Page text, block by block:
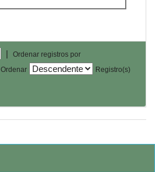
|
Ordenar registros por
Ordenar
Registro(s)